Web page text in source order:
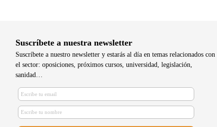
Suscríbete a nuestra newsletter
Suscríbete a nuestro newsletter y estarás al día en temas relacionados con
el sector: oposiciones, próximos cursos, universidad, legislación,
sanidad…